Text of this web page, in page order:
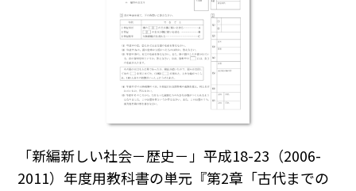
「新編新しい社会－歴史－」平成18-23（2006-
2011）年度用教科書の単元『第2章「古代までの